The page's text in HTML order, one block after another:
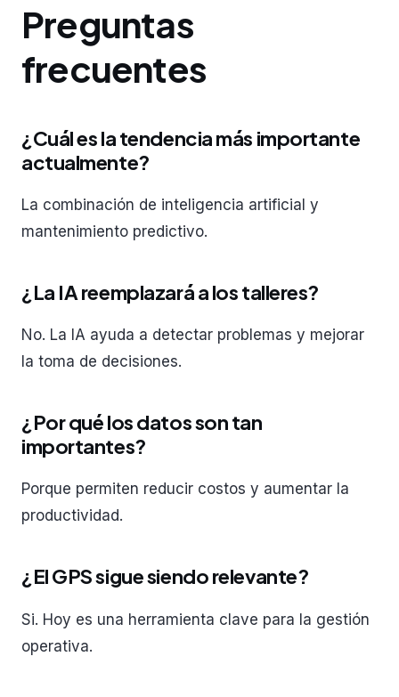
Preguntas
frecuentes
¿Cuál es la tendencia más importante
actualmente?
La combinación de inteligencia artificial y
mantenimiento predictivo.
¿La IA reemplazará a los talleres?
No. La IA ayuda a detectar problemas y mejorar
la toma de decisiones.
¿Por qué los datos son tan
importantes?
Porque permiten reducir costos y aumentar la
productividad.
¿El GPS sigue siendo relevante?
Si. Hoy es una herramienta clave para la gestión
operativa.